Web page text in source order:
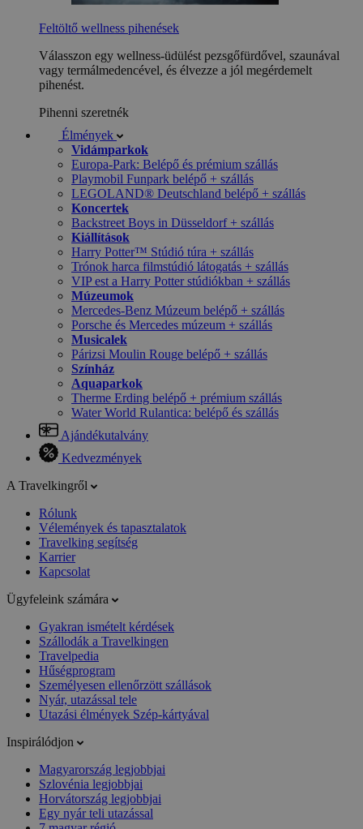
Feltöltő wellness pihenések
Válasszon egy wellness-üdülést pezsgőfürdővel, szaunával
vagy termálmedencével, és élvezze a jól megérdemelt
pihenést.
Pihenni szeretnék
Élmények
Vidámparkok
Europa-Park: Belépő és prémium szállás
Playmobil Funpark belépő + szállás
LEGOLAND® Deutschland belépő + szállás
Koncertek
Backstreet Boys in Düsseldorf + szállás
Kiállítások
Harry Potter™ Stúdió túra + szállás
Trónok harca filmstúdió látogatás + szállás
VIP est a Harry Potter stúdiókban + szállás
Múzeumok
Mercedes-Benz Múzeum belépő + szállás
Porsche és Mercedes múzeum + szállás
Musicalek
Párizsi Moulin Rouge belépő + szállás
Színház
Aquaparkok
Therme Erding belépő + prémium szállás
Water World Rulantica: belépő és szállás
Ajándékutalvány
Kedvezmények
A Travelkingről
Rólunk
Vélemények és tapasztalatok
Travelking segítség
Karrier
Kapcsolat
Ügyfeleink számára
Gyakran ismételt kérdések
Szállodák a Travelkingen
Travelpedia
Hűségprogram
Személyesen ellenőrzött szállások
Nyár, utazással tele
Utazási élmények Szép-kártyával
Inspirálódjon
Magyarország legjobbjai
Szlovénia legjobbjai
Horvátország legjobbjai
Egy nyár teli utazással